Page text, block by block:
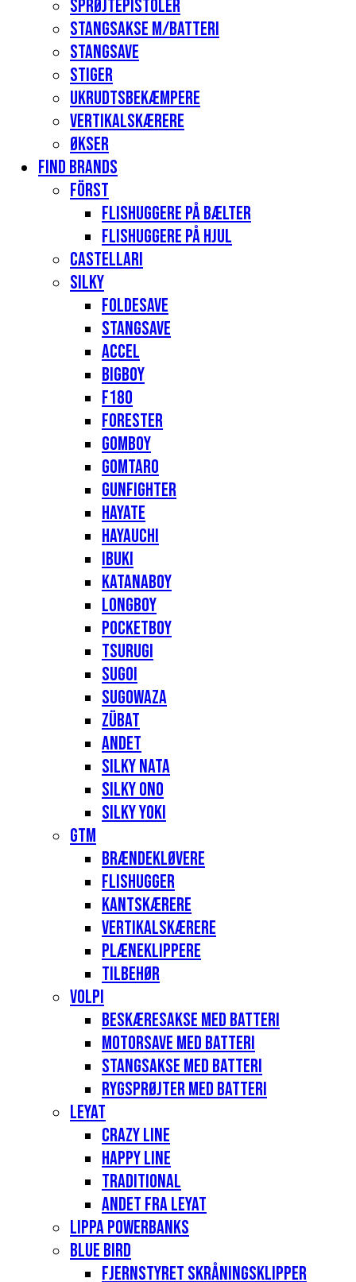
Sprøjtepistoler
Stangsakse m/batteri
Stangsave
Stiger
Ukrudtsbekæmpere
Vertikalskærere
Økser
Find Brands
Först
Flishuggere på bælter
Flishuggere på hjul
Castellari
Silky
Foldesave
Stangsave
Accel
Bigboy
F180
Forester
Gomboy
Gomtaro
Gunfighter
Hayate
Hayauchi
Ibuki
Katanaboy
Longboy
Pocketboy
Tsurugi
Sugoi
Sugowaza
Zübat
Andet
Silky Nata
Silky Ono
Silky Yoki
GTM
Brændekløvere
Flishugger
Kantskærere
Vertikalskærere
Plæneklippere
Tilbehør
Volpi
Beskæresakse med batteri
Motorsave med batteri
Stangsakse med batteri
Rygsprøjter med batteri
Leyat
Crazy Line
Happy Line
Traditional
Andet fra Leyat
Lippa Powerbanks
Blue Bird
Fjernstyret skråningsklipper